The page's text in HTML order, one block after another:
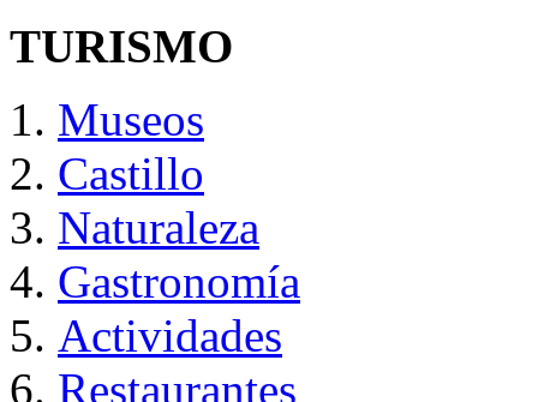
TURISMO
Museos
Castillo
Naturaleza
Gastronomía
Actividades
Restaurantes